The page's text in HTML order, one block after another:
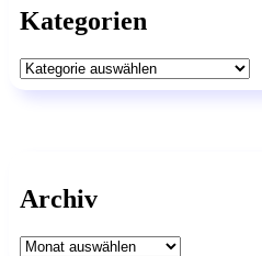
Kategorien
Kategorien
Archiv
Archiv